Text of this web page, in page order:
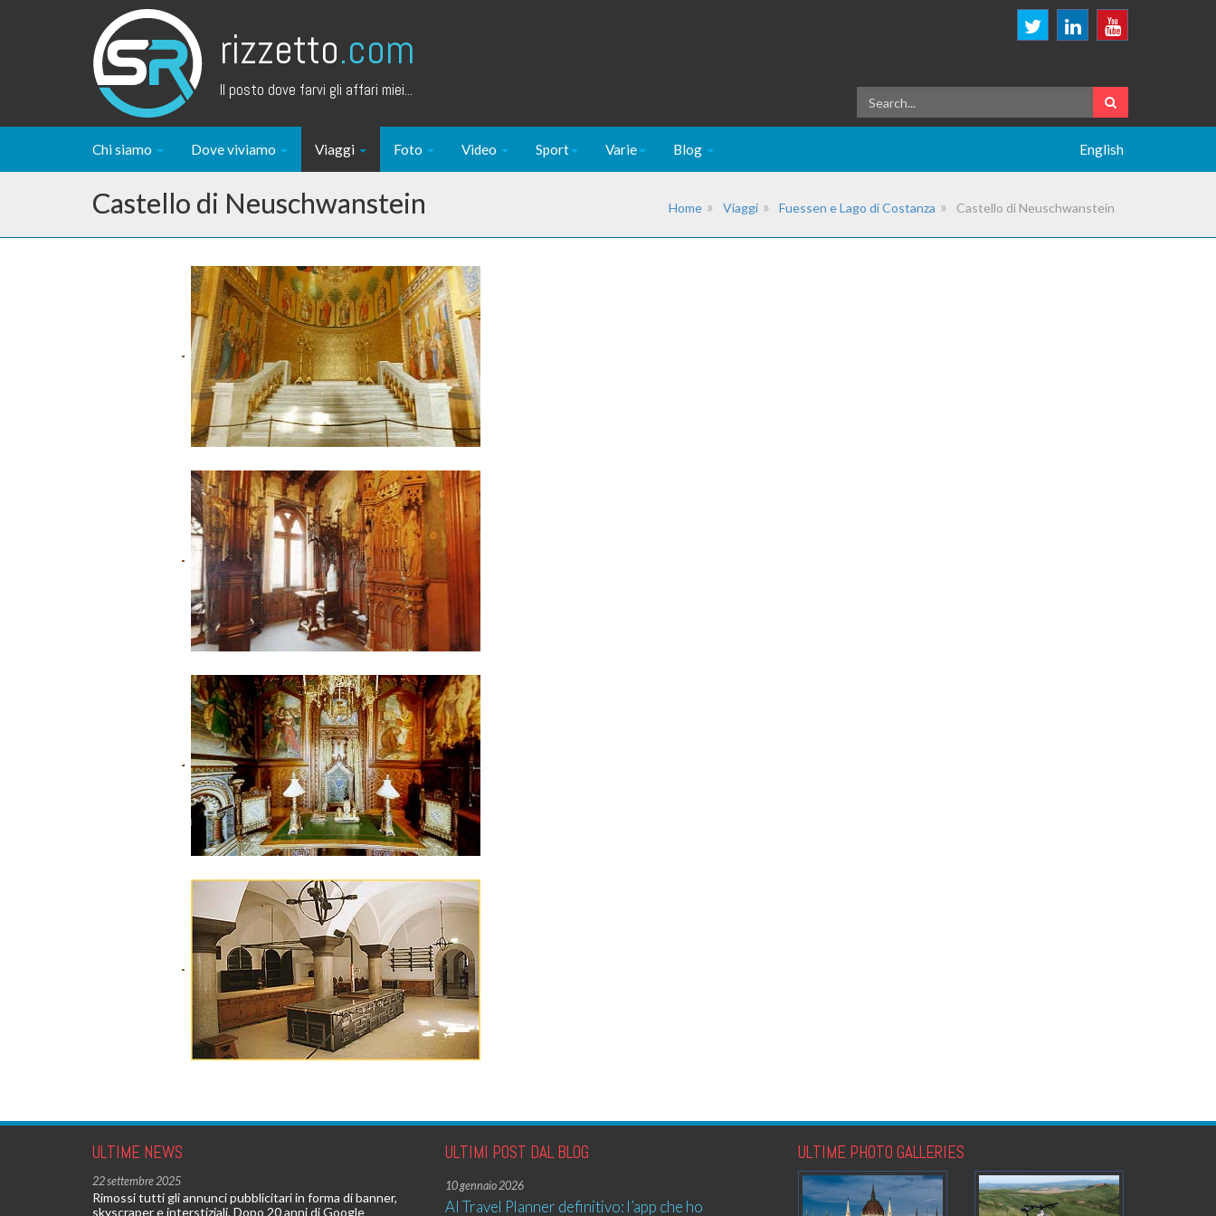
rizzetto.com
Il posto dove farvi gli affari miei...
Chi siamo Dove viviamo Viaggi Foto Video Sport Varie Blog English
Castello di Neuschwanstein Home Viaggi Fuessen e Lago di Costanza Castello di Neuschwanstein
ULTIME NEWS
22 settembre 2025
Rimossi tutti gli annunci pubblicitari in forma di banner,
skyscraper e interstiziali. Dopo 20 anni di Google
ULTIMI POST DAL BLOG
10 gennaio 2026
AI Travel Planner definitivo: l’app che ho
ULTIME PHOTO GALLERIES